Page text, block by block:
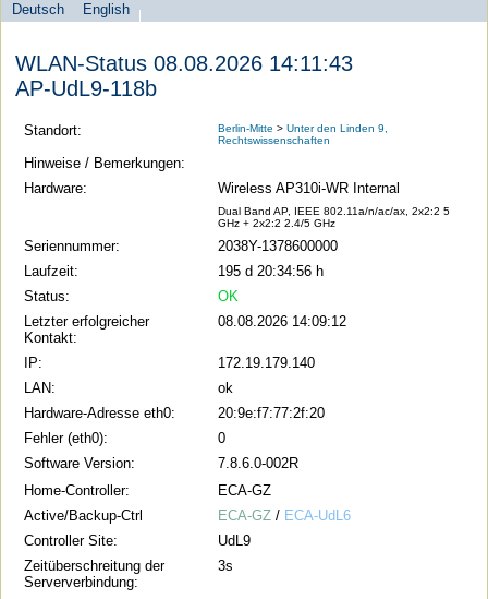
Sprachauswahl
Deutsch
English
search-menu
Universität
zu
Berlin
Computer-
WLAN-Status 08.08.2026 14:11:43
AP-UdL9-118b
Standort: Berlin-Mitte >Unter den Linden 9,
Rechtswissenschaften
Hinweise / Bemerkungen:
Hardware:
Wireless AP310i-WR Internal
Dual Band AP, IEEE 802.11a/n/ac/ax, 2x2:2 5
GHz + 2x2:2 2.4/5 GHz
Seriennummer:
2038Y-1378600000
Laufzeit:
195 d 20:34:56 h
Status:
OK
Letzter erfolgreicher
Kontakt:
08.08.2026 14:09:12
IP:
172.19.179.140
LAN:
ok
Hardware-Adresse eth0:
20:9e:f7:77:2f:20
Fehler (eth0):
0
Software Version:
7.8.6.0-002R
Home-Controller:
ECA-GZ
Active/Backup-Ctrl
ECA-GZ / ECA-UdL6
Controller Site:
UdL9
Zeitüberschreitung der
Serververbindung:
3s